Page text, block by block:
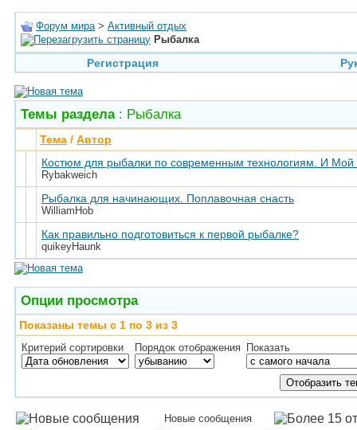
Форум мира > Активный отдых
Рыбалка
Регистрация
Темы раздела: Рыбалка
Тема / Автор
Костюм для рыбалки по современным технологиям. И Мой
Rybakweich
Рыбалка для начинающих. Поплавочная снасть
WilliamHob
Как правильно подготовиться к первой рыбалке?
quikeyHaunk
Опции просмотра
Показаны темы с 1 по 3 из 3
Критерий сортировки Порядок отображения Показать
Новые сообщения